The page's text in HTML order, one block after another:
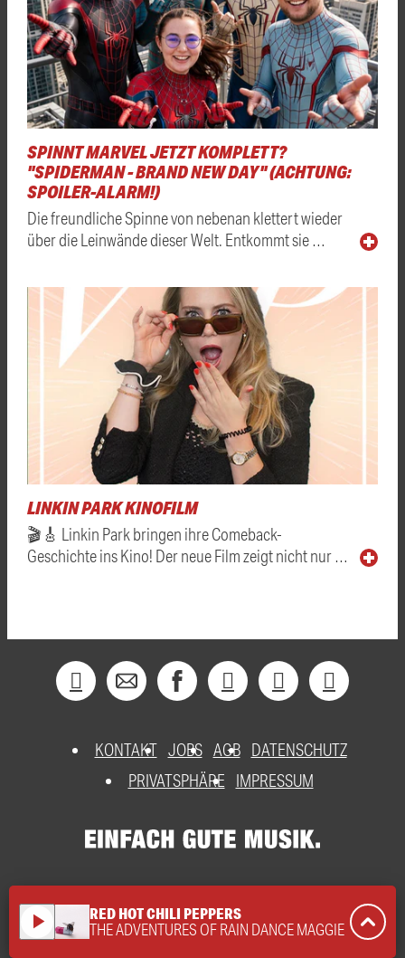
SPINNT MARVEL JETZT KOMPLETT?
"SPIDERMAN - BRAND NEW DAY" (ACHTUNG:
SPOILER-ALARM!)
Die freundliche Spinne von nebenan klettert wieder
über die Leinwände dieser Welt. Entkommt sie …
LINKIN PARK KINOFILM
🎬🎸 Linkin Park bringen ihre Comeback-
Geschichte ins Kino! Der neue Film zeigt nicht nur …
KONTAKT JOBS AGB DATENSCHUTZ
PRIVATSPHÄRE
IMPRESSUM
play_arrow RED HOT CHILI PEPPERS
THE ADVENTURES OF RAIN DANCE MAGGIE